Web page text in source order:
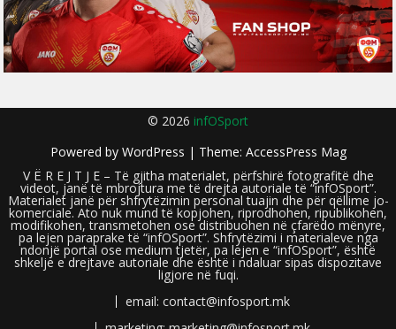
© 2026 infOSport
Powered by WordPress | Theme: AccessPress Mag
V Ë R E J T J E – Të gjitha materialet, përfshirë fotografitë dhe
videot, janë të mbrojtura me të drejta autoriale të “infOSport”.
Materialet janë për shfrytëzimin personal tuajin dhe për qëllime jo-
komerciale. Ato nuk mund të kopjohen, riprodhohen, ripublikohen,
modifikohen, transmetohen ose distribuohen në çfarëdo mënyre,
pa lejen paraprake të “infOSport”. Shfrytëzimi i materialeve nga
ndonjë portal ose medium tjetër, pa lejen e “infOSport”, është
shkelje e drejtave autoriale dhe është i ndaluar sipas dispozitave
ligjore në fuqi.
email: contact@infosport.mk